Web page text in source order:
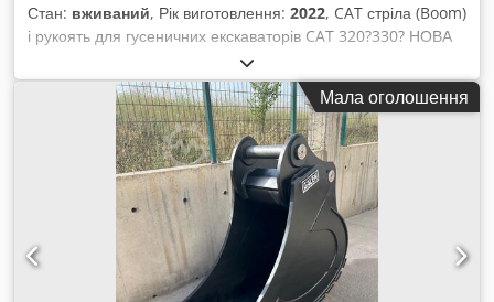
Стан: вживаний, Рік виготовлення: 2022, CAT стріла (Boom)
і рукоять для гусеничних екскаваторів CAT 320?330? НОВА
та невикористана На продаж пропонується оригінальна
стріла CAT (Boom), що підходить для гусеничних
екскаваторів серії CAT 320 до CAT 330. Стріла абсолютно
нова та невикористана. Постачається в комплекті з
гідравлічними шлангами та підйомним циліндром, готова до
негайного використання. Деталі:* Оригінальна стріла CAT *
Підходить для CAT 320?330 (залежно від виконання) * Нова,
невикористана * З підйомним циліндром * Гідравлічні
шланги змонтовано * Доступна негайно Dedpfoziyb Dox Al
Ajwa Ідеально підходить як запасна частина або для
переобладнання чи ремонту екскаватора.
Мала оголошення